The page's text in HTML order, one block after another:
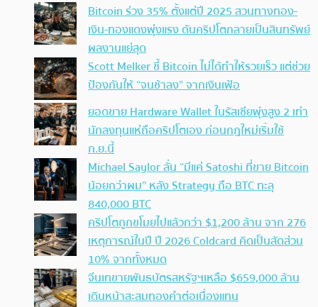
Bitcoin ร่วง 35% ตั้งแต่ปี 2025 สวนทางทอง-
เงิน-ทองแดงพุ่งแรง ดันคริปโตกลายเป็นสินทรัพย์
ผลงานแย่สุด
Scott Melker ชี้ Bitcoin ไม่ได้ทำให้รวยเร็ว แต่ช่วย
ป้องกันให้ “จนช้าลง” จากเงินเฟ้อ
ยอดขาย Hardware Wallet ในรัสเซียพุ่งสูง 2 เท่า
นักลงทุนแห่ถือคริปโตเอง ก่อนกฎใหม่เริ่มใช้
ก.ย.นี้
Michael Saylor ลั่น “มีแค่ Satoshi ที่ขาย Bitcoin
น้อยกว่าผม” หลัง Strategy ถือ BTC ทะลุ
840,000 BTC
คริปโตถูกขโมยไปแล้วกว่า $1,200 ล้าน จาก 276
เหตุการณ์ในปี ปี 2026 Coldcard คิดเป็นสัดส่วน
10% จากทั้งหมด
จีนเทขายพันธบัตรสหรัฐฯเหลือ $659,000 ล้าน
เดินหน้าสะสมทองคำต่อเนื่องแทน